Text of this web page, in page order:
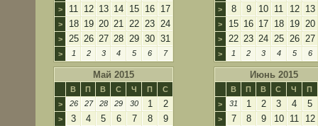
> 11 12 13 14 15 16 17
> 18 19 20 21 22 23 24
> 25 26 27 28 29 30 31
> 1 2 3 4 5 6 7
> 8 9 10 11 12 13
> 15 16 17 18 19 20
> 22 23 24 25 26 27
> 1 2 3 4 5 6
Май 2015
В П В С Ч П
С
>
26 27 28 29 30 1 2
> 3 4 5 6 7 8 9
Июнь 2015
В П В С Ч
П
>
31 1 2 3 4 5
> 7 8 9 10 11 12